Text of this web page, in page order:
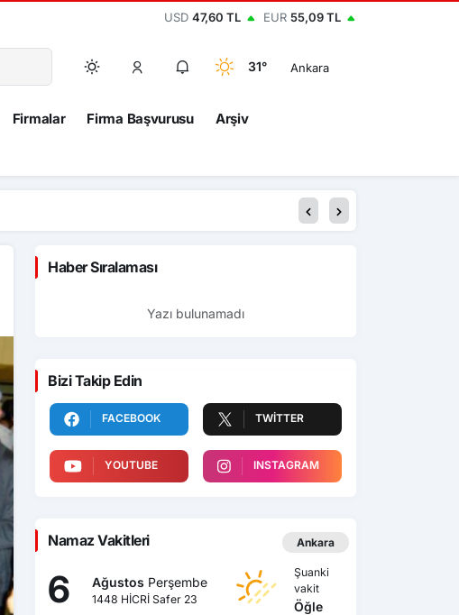
USD 47,60 TL EUR 55,09 TL
31° Ankara
Firmalar Firma Başvurusu Arşiv
Haber Sıralaması
Yazı bulunamadı
Bizi Takip Edin
FACEBOOK TWITTER
YOUTUBE INSTAGRAM
Namaz Vakitleri Ankara
6 Ağustos Perşembe
1448 HİCRİ Safer 23
Şuanki
vakit
Öğle